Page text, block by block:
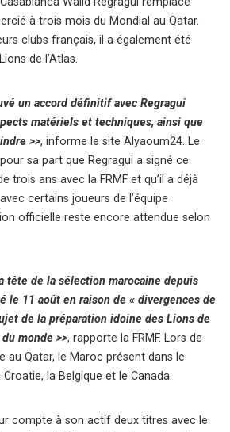
à trois mois du Mondial au Qatar.
clubs français, il a également été
de l’Atlas.
un accord définitif avec Regragui
matériels et techniques, ainsi que
>>, informe le site Alyaoum24. Le
sa part que Regragui a signé ce
trois ans avec la FRMF et qu’il a déjà
certains joueurs de l’équipe
officielle reste encore attendue selon
tête de la sélection marocaine depuis
le 11 août en raison de « divergences de
de la préparation idoine des Lions de
monde >>, rapporte la FRMF. Lors de
au Qatar, le Maroc présent dans le
la Belgique et le Canada.
compte à son actif deux titres avec le